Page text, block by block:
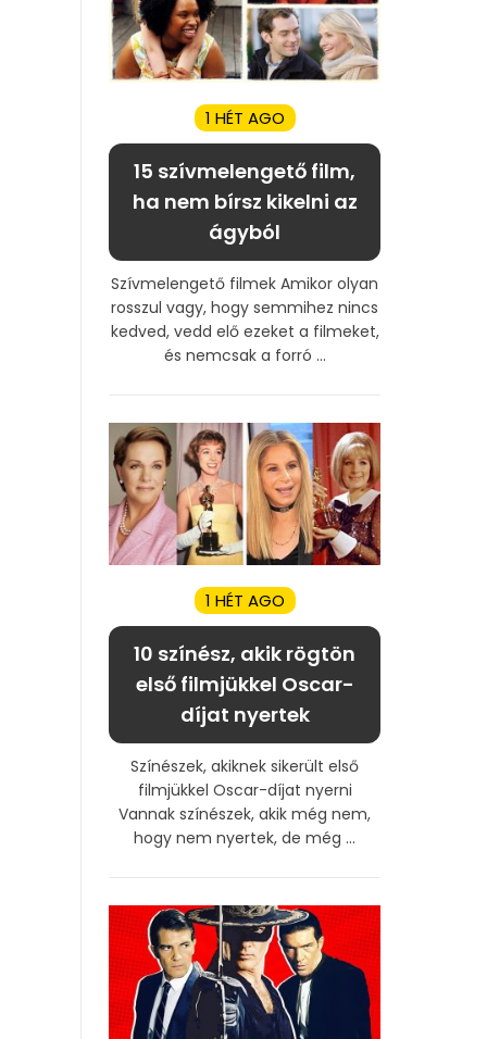
1 HÉT AGO
15 szívmelengető film,
ha nem bírsz kikelni az
ágyból
Szívmelengető filmek Amikor olyan
rosszul vagy, hogy semmihez nincs
kedved, vedd elő ezeket a filmeket,
és nemcsak a forró ...
1 HÉT AGO
10 színész, akik rögtön
első filmjükkel Oscar-
díjat nyertek
Színészek, akiknek sikerült első
filmjükkel Oscar-díjat nyerni
Vannak színészek, akik még nem,
hogy nem nyertek, de még ...